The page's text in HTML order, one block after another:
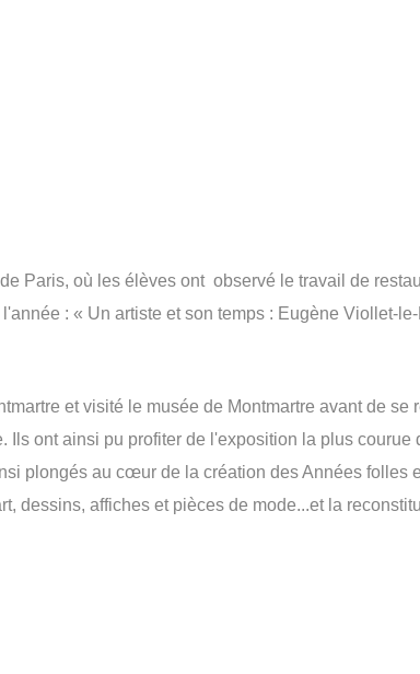
Paris, où les élèves ont observé le travail de
: « Un artiste et son temps : Eugène Viollet-
et visité le musée de Montmartre avant de se
Ils ont ainsi pu profiter de l'exposition la plus courue
plongés au cœur de la création des Années folles
dessins, affiches et pièces de mode...et la